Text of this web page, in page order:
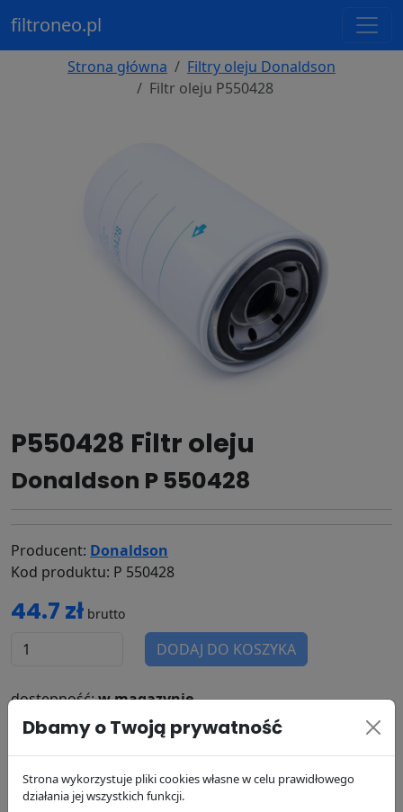
filtroneo.pl
Strona główna
Filtry oleju Donaldson
Filtr oleju P550428
P550428 Filtr oleju
Donaldson P 550428
Producent: Donaldson
Kod produktu: P 550428
44.7 zł brutto
DODAJ DO KOSZYKA
dostępność:w magazynie
wysyłka:24/48 h
Zamienniki Cross Reference
Zastosowanie
Dbamy o Twoją prywatność
Strona wykorzystuje pliki cookies własne w celu prawidłowego
działania jej wszystkich funkcji.